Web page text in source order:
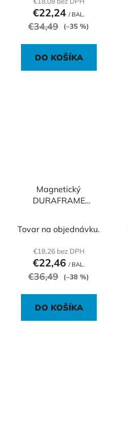
€22,24 / BAL.
€34,49 (–35 %)
DO KOŠÍKA
Magnetický
DURAFRAME
Tovar na objednávku.
€18,26 bez DPH
€22,46 / BAL.
€36,49 (–38 %)
DO KOŠÍKA